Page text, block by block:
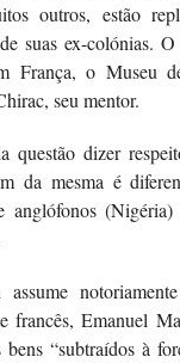
outros, estão
suas ex-colónias.
França, o Museu
seu mentor.
questão dizer
da mesma é
anglófonos (Nigéria)
francês, Emanuel
bens “subtraídos à